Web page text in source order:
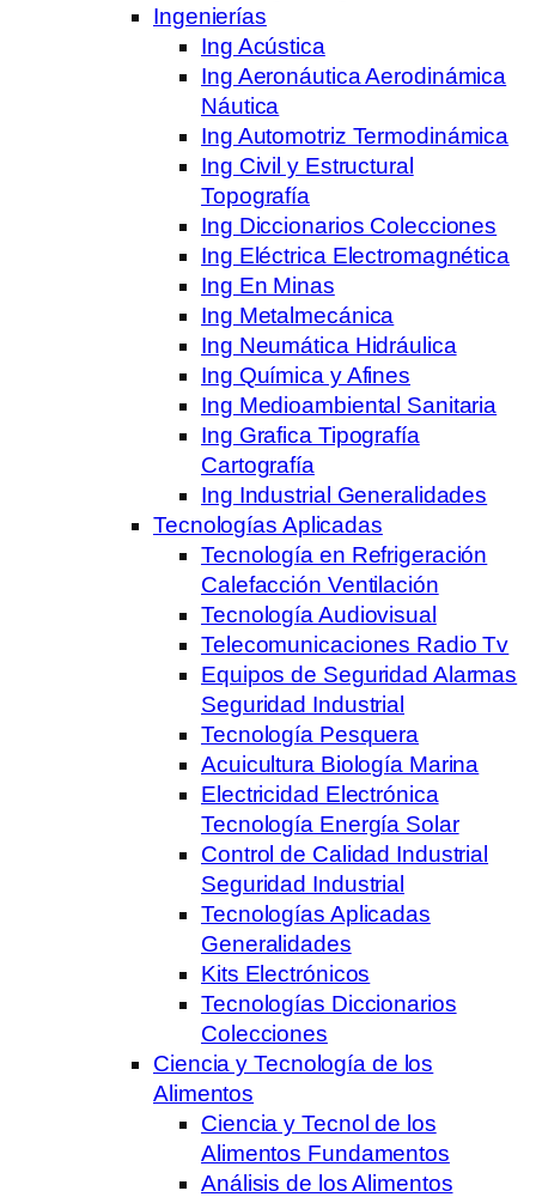
Ingenierías
Ing Acústica
Ing Aeronáutica Aerodinámica
Náutica
Ing Automotriz Termodinámica
Ing Civil y Estructural
Topografía
Ing Diccionarios Colecciones
Ing Eléctrica Electromagnética
Ing En Minas
Ing Metalmecánica
Ing Neumática Hidráulica
Ing Química y Afines
Ing Medioambiental Sanitaria
Ing Grafica Tipografía
Cartografía
Ing Industrial Generalidades
Tecnologías Aplicadas
Tecnología en Refrigeración
Calefacción Ventilación
Tecnología Audiovisual
Telecomunicaciones Radio Tv
Equipos de Seguridad Alarmas
Seguridad Industrial
Tecnología Pesquera
Acuicultura Biología Marina
Electricidad Electrónica
Tecnología Energía Solar
Control de Calidad Industrial
Seguridad Industrial
Tecnologías Aplicadas
Generalidades
Kits Electrónicos
Tecnologías Diccionarios
Colecciones
Ciencia y Tecnología de los
Alimentos
Ciencia y Tecnol de los
Alimentos Fundamentos
Análisis de los Alimentos